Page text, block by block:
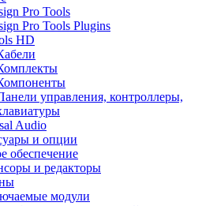
Pro Tools
Pro Tools Plugins
HD
управления, контроллеры,
Audio
и опции
обеспечение
и редакторы
модули